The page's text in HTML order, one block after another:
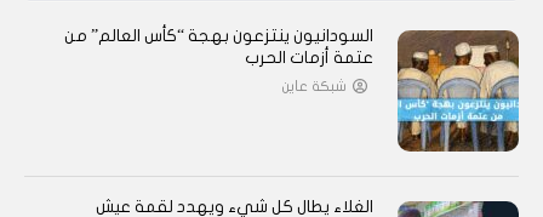
السودانيون ينتزعون بهجة “كأس العالم” من
عتمة أزمات الحرب
شبكة عاين
الغلاء يطال كل شيء ويهدد لقمة عيش